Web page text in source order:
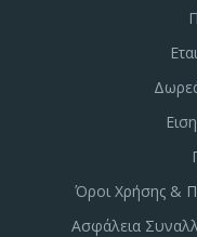
Όροι Χρήσης &
Ασφάλεια